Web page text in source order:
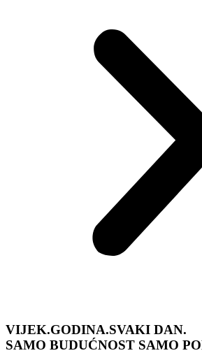
VIJEK.GODINA.SVAKI DAN.
SAMO BUDUĆNOST SAMO